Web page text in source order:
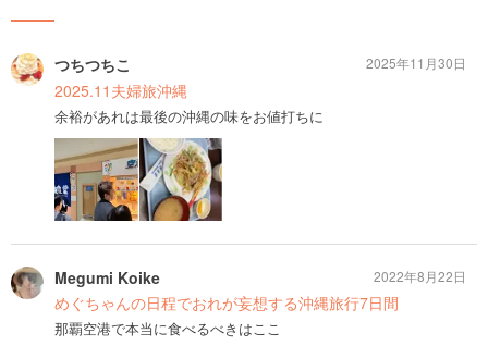
つちつちこ
2025.11夫婦旅沖縄
余裕があれは最後の沖縄の味をお値打ちに
2025年11月30日
Megumi Koike
めぐちゃんの日程でおれが妄想する沖縄旅行7日間
那覇空港で本当に食べるべきはここ
2022年8月22日